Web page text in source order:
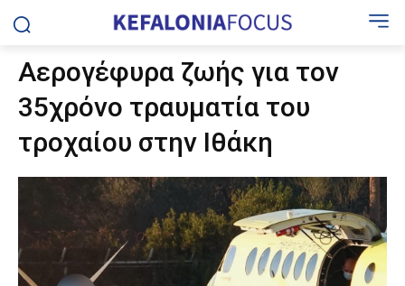
Αερογέφυρα ζωής για τον
35χρόνο τραυματία του
τροχαίου στην Ιθάκη